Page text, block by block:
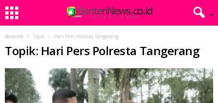
Beranda Topik Hari Pers Polresta Tangerang
Topik: Hari Pers Polresta Tangerang